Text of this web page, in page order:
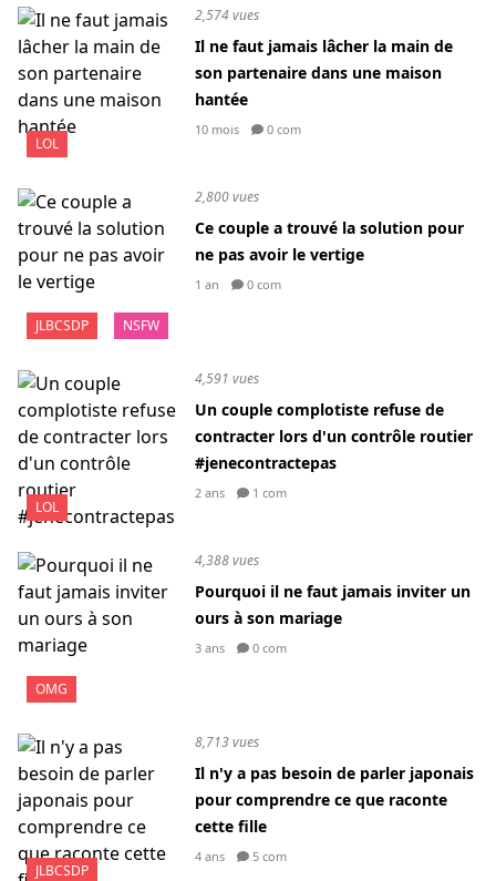
LOL
2,574 vues
Il ne faut jamais lâcher la main de
son partenaire dans une maison
hantée
10 mois 0 com
JLBCSDP NSFW
2,800 vues
Ce couple a trouvé la solution pour
ne pas avoir le vertige
1 an 0 com
LOL
4,591 vues
Un couple complotiste refuse de
contracter lors d'un contrôle routier
#jenecontractepas
2 ans 1 com
OMG
4,388 vues
Pourquoi il ne faut jamais inviter un
ours à son mariage
3 ans 0 com
JLBCSDP
8,713 vues
Il n'y a pas besoin de parler japonais
pour comprendre ce que raconte
cette fille
4 ans 5 com